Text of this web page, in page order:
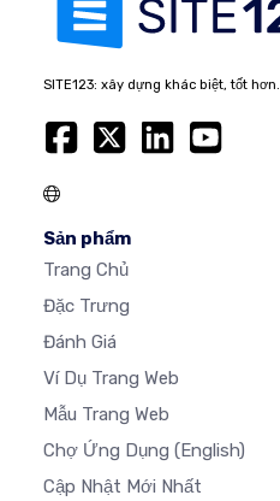
SITE123: xây dựng khác biệt, tốt hơn.
Sản phẩm
Trang Chủ
Đặc Trưng
Đánh Giá
Ví Dụ Trang Web
Mẫu Trang Web
Chợ Ứng Dụng (English)
Cập Nhật Mới Nhất